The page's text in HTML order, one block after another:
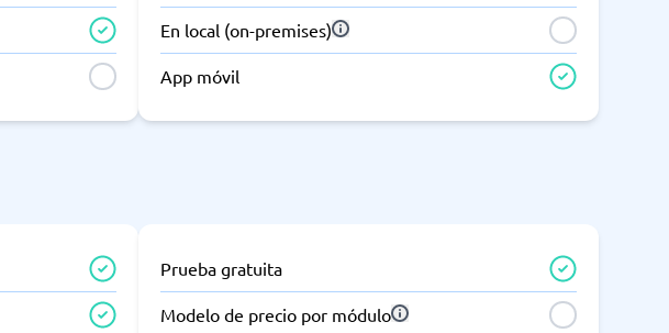
En local (on-premises)
App móvil
Prueba gratuita
Modelo de precio por módulo